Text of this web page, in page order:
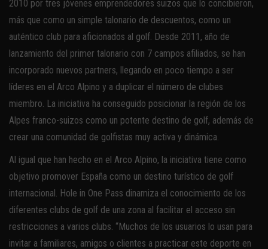
2010 por tres jóvenes emprendedores suizos que lo concibieron,
más que como un simple talonario de descuentos, como un
auténtico club para aficionados al golf. Desde 2011, año de
lanzamiento del primer talonario con 7 campos afiliados, se han
incorporado nuevos partners, llegando en poco tiempo a ser
líderes en el Arco Alpino y a duplicar el número de clubes
miembro. La iniciativa ha conseguido posicionar la región de los
Alpes franco-suizos como un potente destino de golf, además de
crear una comunidad de golfistas muy activa y dinámica.
Al igual que han hecho en el Arco Alpino, la iniciativa tiene como
objetivo promover España como un destino turístico de golf
internacional. Hole in One Pass dinamiza el conocimiento de los
diferentes clubs de golf de una zona al facilitar el acceso sin
restricciones a varios clubs. “Muchos de los usuarios lo usan para
invitar a familiares, amigos o clientes a practicar este deporte en